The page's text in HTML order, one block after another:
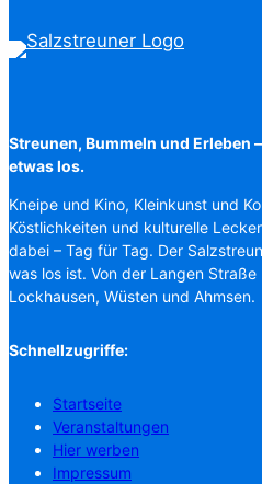
Streunen, Bummeln und Erleben
etwas los.
Kneipe und Kino, Kleinkunst und
Köstlichkeiten und kulturelle
dabei – Tag für Tag. Der
was los ist. Von der Langen
Lockhausen, Wüsten und Ahmsen.
Schnellzugriffe:
Startseite
Veranstaltungen
Hier werben
Impressum